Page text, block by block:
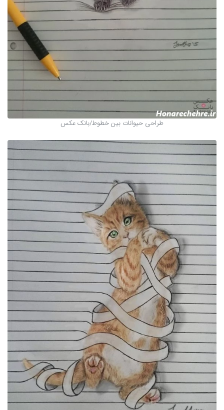
طراحی حیوانات بین خطوط/بانک عکس